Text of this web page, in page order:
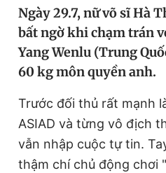
Video
Sản phẩm khác
Tiện ích
Thông tin tòa soạn
Ngày 29.7, nữ võ sĩ Hà
bất ngờ khi chạm trán
Yang Wenlu (Trung
60 kg môn quyền anh.
Trước đối thủ rất mạnh
ASIAD và từng vô địch
vẫn nhập cuộc tự tin.
thậm chí chủ động chơi